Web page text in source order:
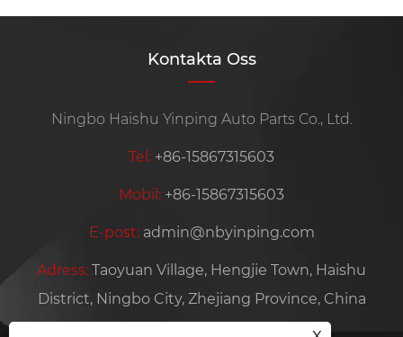
Kontakta Oss
Ningbo Haishu Yinping Auto Parts Co., Ltd.
Tel: +86-15867315603
Mobil: +86-15867315603
E-post: admin@nbyinping.com
Adress: Taoyuan Village, Hengjie Town, Haishu
District, Ningbo City, Zhejiang Province, China